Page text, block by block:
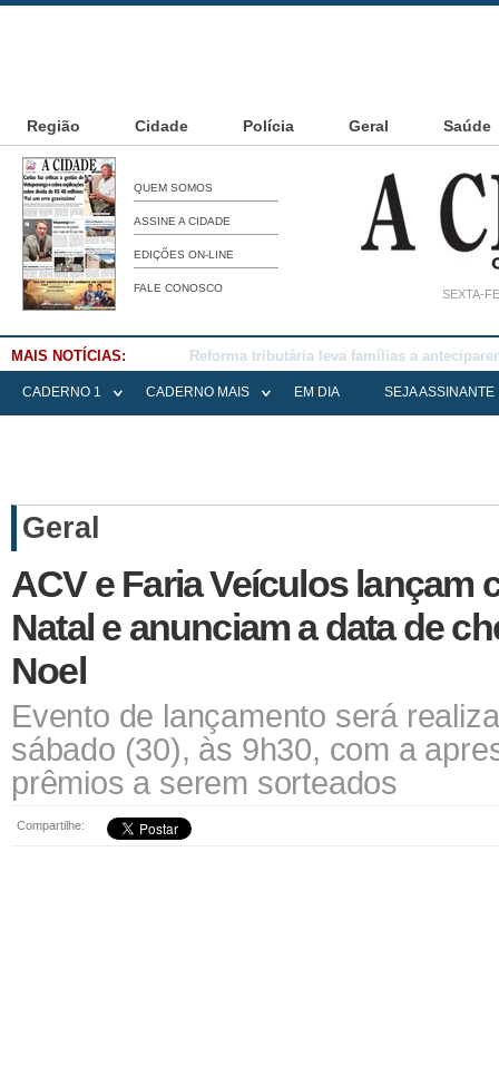
Região Cidade Polícia Geral Saúde
QUEM SOMOS
ASSINE A CIDADE
EDIÇÕES ON-LINE
FALE CONOSCO SEXTA-
MAIS NOTÍCIAS: Falece Elena Menoia Cesarin
CADERNO 1 CADERNO MAIS EM DIA SEJA ASSINANTE
Geral
ACV e Faria Veículos lançam
Natal e anunciam a data de
Noel
Evento de lançamento será
sábado (30), às 9h30, com a
prêmios a serem sorteados
Compartilhe: